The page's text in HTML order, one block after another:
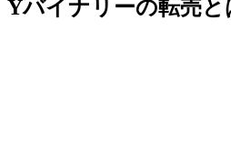
Yバイナリーの転売と